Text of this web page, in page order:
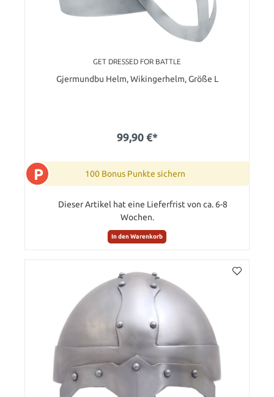
GET DRESSED FOR BATTLE
Gjermundbu Helm, Wikingerhelm, Größe L
99,90 €*
P 100 Bonus Punkte sichern
Dieser Artikel hat eine Lieferfrist von ca. 6-8
Wochen.
In den Warenkorb